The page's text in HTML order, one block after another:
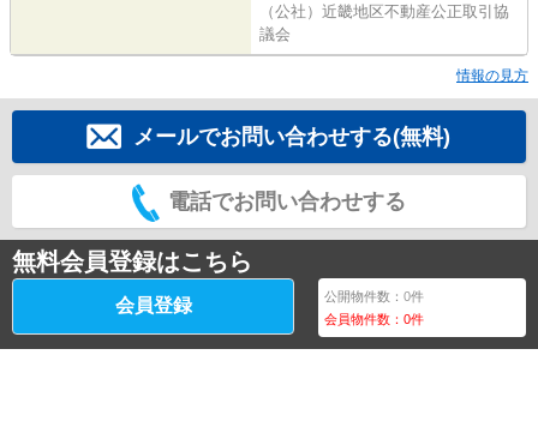
（公社）近畿地区不動産公正取引協
議会
情報の見方
メールでお問い合わせする(無料)
電話でお問い合わせする
無料会員登録はこちら
会員登録 公開物件数：0件
会員物件数：0件